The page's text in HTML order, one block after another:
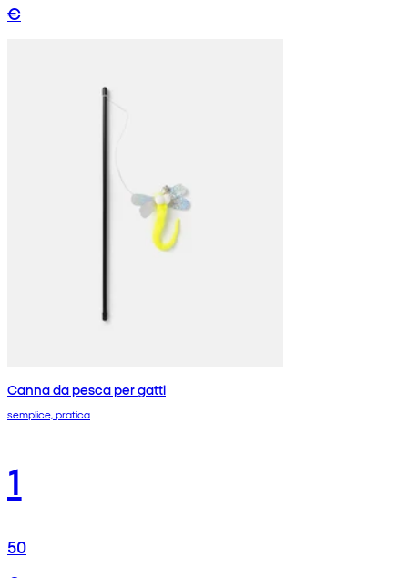
€
Canna da pesca per gatti
semplice, pratica
1
50